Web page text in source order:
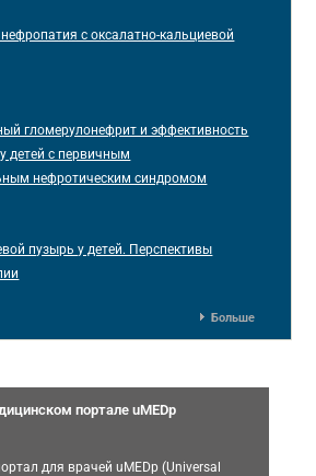
с оксалатно-кальциевой
гломерулонефрит и эффективность
детей с первичным
нефротическим синдромом
пузырь у детей. Перспективы
Больше
портале uMEDp
для врачей uMEDp (Universal